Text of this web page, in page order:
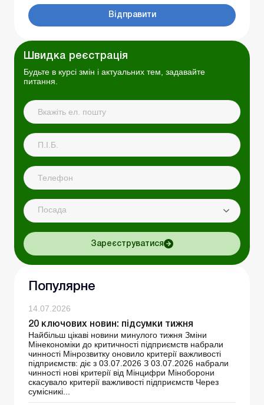
Відправити
Швидка реєстрація
Будьте в курсі змін і актуальних тем, задавайте
питання.
Посада
Зареєструватися
Популярне
14.07.2026
20 ключових новин: підсумки тижня
Найбільш цікаві новини минулого тижня Зміни
Мінекономіки до критичності підприємств набрали
чинності Мінрозвитку оновило критерії важливості
підприємств: діє з 03.07.2026 З 03.07.2026 набрали
чинності нові критерії від Мінцифри Міноборони
скасувало критерії важливості підприємств Через
сумісникі...